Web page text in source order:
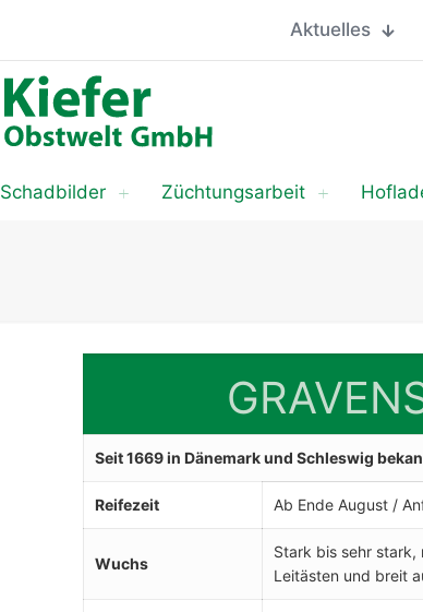
Aktuelles
Schadbilder Züchtungsarbeit
Seit 1669 in Dänemark und Schleswig
Reifezeit Ab Ende August /
Wuchs
Stark bis sehr
Leitästen und breit